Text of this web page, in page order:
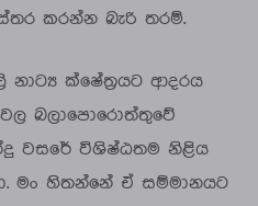
කරන්න බැරි තරම්.
නාට්‍ය ක්ෂේත්‍රයට ආදරය
බලාපොරොත්තුවේ
වසරේ විශිෂ්ඨතම නිළිය
මං හිතන්නේ ඒ සම්මානයට